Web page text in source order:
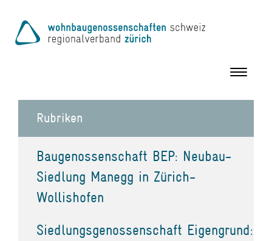
Toggle
Rubriken
Baugenossenschaft BEP: Neubau-
Siedlung Manegg in Zürich-
Wollishofen
Siedlungsgenossenschaft Eigengrund: